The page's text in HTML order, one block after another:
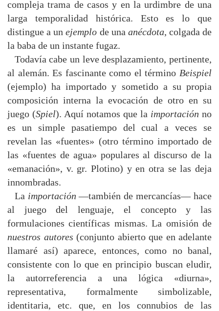
compleja trama de casos y en la urdimbre de una
larga temporalidad histórica. Esto es lo que
distingue a unejemplo de una anécdota, colgada de
la baba de un instante fugaz.
Todavía cabe un leve desplazamiento, pertinente,
al alemán. Es fascinante como el término Beispiel
(ejemplo) ha importado y sometido a su propia
composición interna la evocación de otro en su
juego (Spiel). Aquí notamos que la importación no
es un simple pasatiempo del cual a veces se
revelan las «fuentes» (otro término importado de
las «fuentes de agua» populares al discurso de la
«emanación», v. gr. Plotino) y en otra se las deja
innombradas.
La importación —también de mercancías— hace
al juego del lenguaje, el concepto y las
formulaciones científicas mismas. La omisión de
nuestros autores (conjunto abierto que en adelante
llamaré así) aparece, entonces, como no banal,
consistente con lo que en principio buscan eludir,
la autorreferencia a una lógica «diurna»,
representativa, formalmente simbolizable,
identitaria, etc. que, en los connubios de las